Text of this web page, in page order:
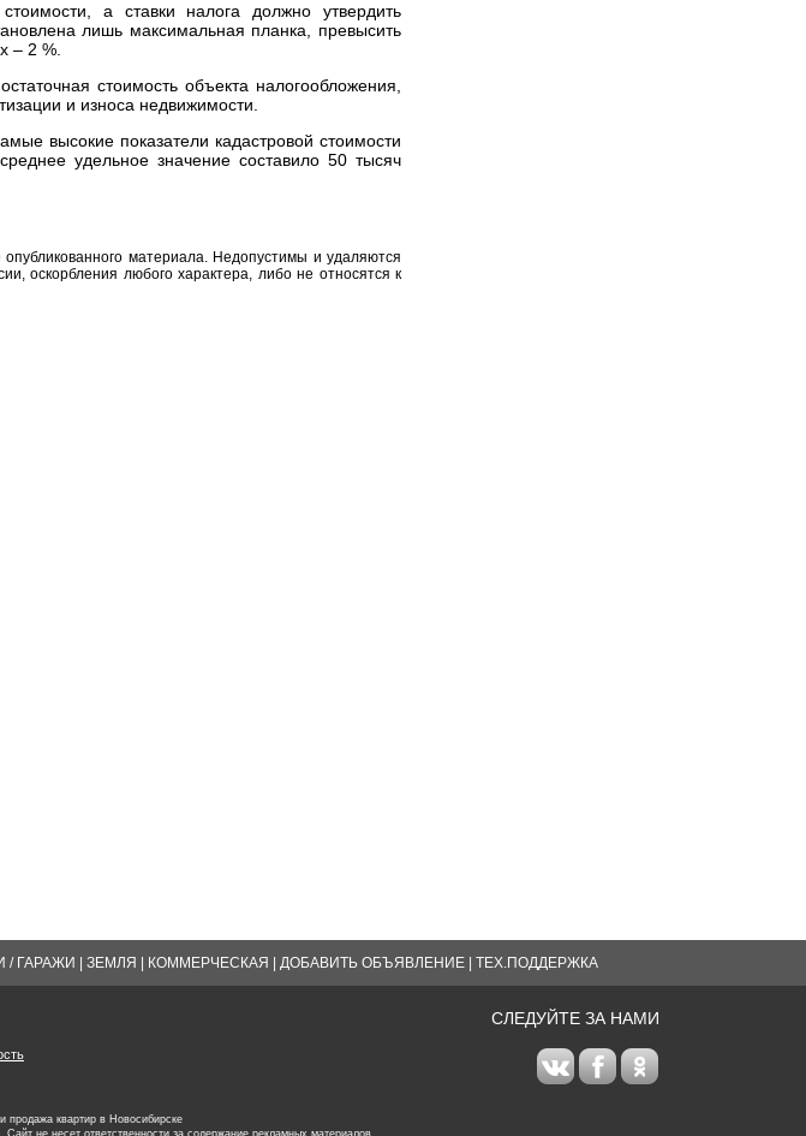
а ставки налога должно утвердить
лишь максимальная планка, превысить
– 2 %.
стоимость объекта налогообложения,
и износа недвижимости.
высокие показатели кадастровой стоимости
удельное значение составило 50 тысяч
материала. Недопустимы и удаляются
оскорбления любого характера, либо не относятся к
/ ГАРАЖИ ЗЕМЛЯ КОММЕРЧЕСКАЯ ДОБАВИТЬ ОБЪЯВЛЕНИЕ ТЕХ.ПОДДЕРЖКА
СЛЕДУЙТЕ ЗА НАМИ
продажа квартир в Новосибирске
не несет ответственности за содержание рекламных материалов.